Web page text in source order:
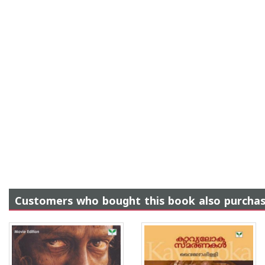
Customers who bought this book also